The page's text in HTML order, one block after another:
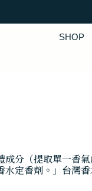
SHOP
成分（提取單一
定香劑。」台灣